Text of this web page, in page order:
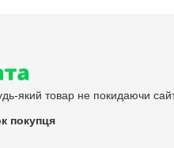
який товар не покидаючи
покупця